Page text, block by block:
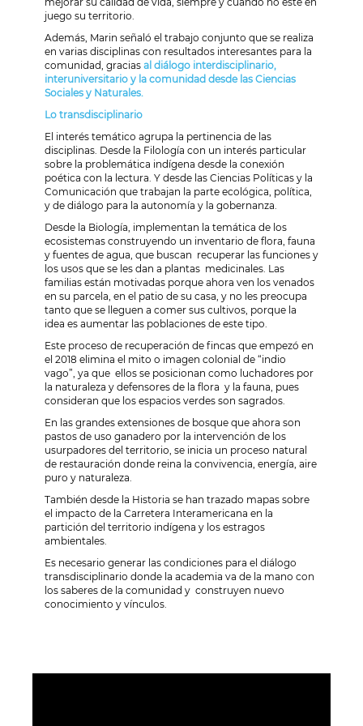
juego su territorio.
Además, Marin señaló el trabajo conjunto que se realiza
en varias disciplinas con resultados interesantes para la
comunidad, gracias al diálogo interdisciplinario,
interuniversitario y la comunidad desde las Ciencias
Sociales y Naturales.
Lo transdisciplinario
El interés temático agrupa la pertinencia de las
disciplinas. Desde la Filología con un interés particular
sobre la problemática indígena desde la conexión
poética con la lectura. Y desde las Ciencias Políticas y la
Comunicación que trabajan la parte ecológica, política,
y de diálogo para la autonomía y la gobernanza.
Desde la Biología, implementan la temática de los
ecosistemas construyendo un inventario de flora, fauna
y fuentes de agua, que buscan recuperar las funciones y
los usos que se les dan a plantas medicinales. Las
familias están motivadas porque ahora ven los venados
en su parcela, en el patio de su casa, y no les preocupa
tanto que se lleguen a comer sus cultivos, porque la
idea es aumentar las poblaciones de este tipo.
Este proceso de recuperación de fincas que empezó en
el 2018 elimina el mito o imagen colonial de “indio
vago”, ya que ellos se posicionan como luchadores por
la naturaleza y defensores de la flora y la fauna, pues
consideran que los espacios verdes son sagrados.
En las grandes extensiones de bosque que ahora son
pastos de uso ganadero por la intervención de los
usurpadores del territorio, se inicia un proceso natural
de restauración donde reina la convivencia, energía, aire
puro y naturaleza.
También desde la Historia se han trazado mapas sobre
el impacto de la Carretera Interamericana en la
partición del territorio indígena y los estragos
ambientales.
Es necesario generar las condiciones para el diálogo
transdisciplinario donde la academia va de la mano con
los saberes de la comunidad y construyen nuevo
conocimiento y vínculos.